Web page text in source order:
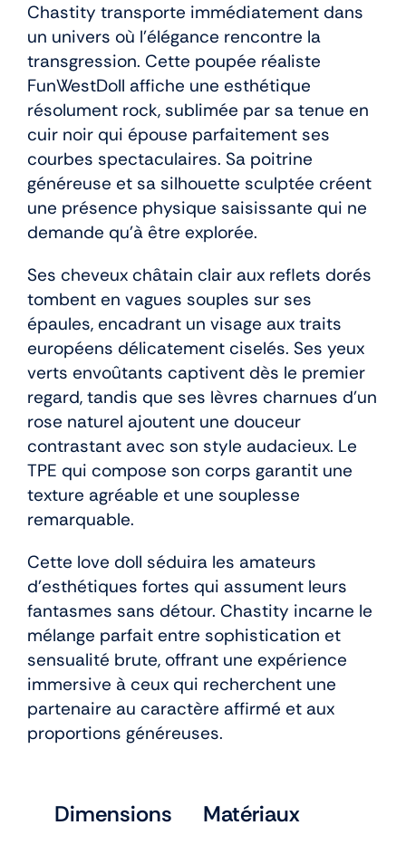
Chastity transporte immédiatement dans
un univers où l’élégance rencontre la
transgression. Cette poupée réaliste
FunWestDoll affiche une esthétique
résolument rock, sublimée par sa tenue en
cuir noir qui épouse parfaitement ses
courbes spectaculaires. Sa poitrine
généreuse et sa silhouette sculptée créent
une présence physique saisissante qui ne
demande qu’à être explorée.
Ses cheveux châtain clair aux reflets dorés
tombent en vagues souples sur ses
épaules, encadrant un visage aux traits
européens délicatement ciselés. Ses yeux
verts envoûtants captivent dès le premier
regard, tandis que ses lèvres charnues d’un
rose naturel ajoutent une douceur
contrastant avec son style audacieux. Le
TPE qui compose son corps garantit une
texture agréable et une souplesse
remarquable.
Cette love doll séduira les amateurs
d’esthétiques fortes qui assument leurs
fantasmes sans détour. Chastity incarne le
mélange parfait entre sophistication et
sensualité brute, offrant une expérience
immersive à ceux qui recherchent une
partenaire au caractère affirmé et aux
proportions généreuses.
Dimensions Matériaux